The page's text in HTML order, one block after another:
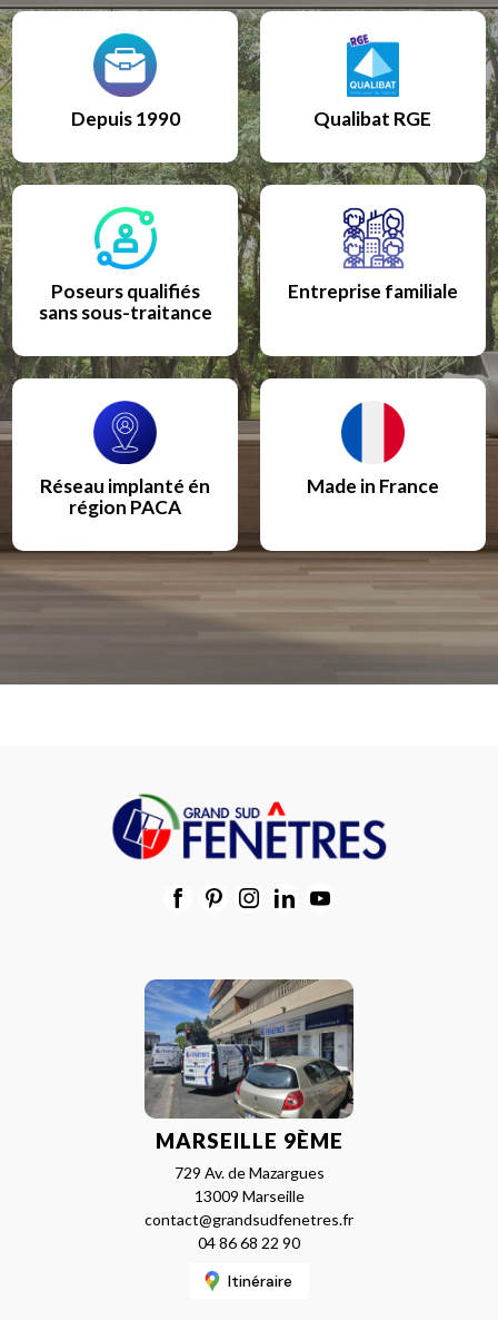
Depuis 1990 Qualibat RGE
Poseurs qualifiés
sans sous-traitance
Entreprise familiale
Réseau implanté én
région PACA
Made in France
MARSEILLE 9ÈME
729 Av. de Mazargues
13009 Marseille
contact@grandsudfenetres.fr
04 86 68 22 90
Itinéraire